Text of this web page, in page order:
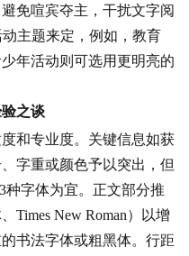
免喧宾夺主，干扰文字阅
主题来定，例如，教育
年活动则可选用更明亮的
之谈
和专业度。关键信息如获
字重或颜色予以突出，但
种字体为宜。正文部分推
Times New Roman）以增
书法字体或粗黑体。行距